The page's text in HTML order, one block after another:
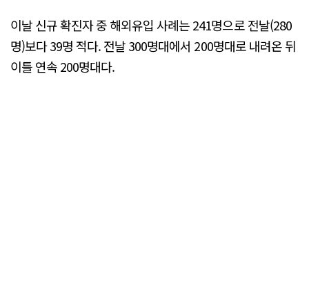
이날 신규 확진자 중 해외유입 사례는 241명으로 전날(280
명)보다 39명 적다. 전날 300명대에서 200명대로 내려온 뒤
이틀 연속 200명대다.